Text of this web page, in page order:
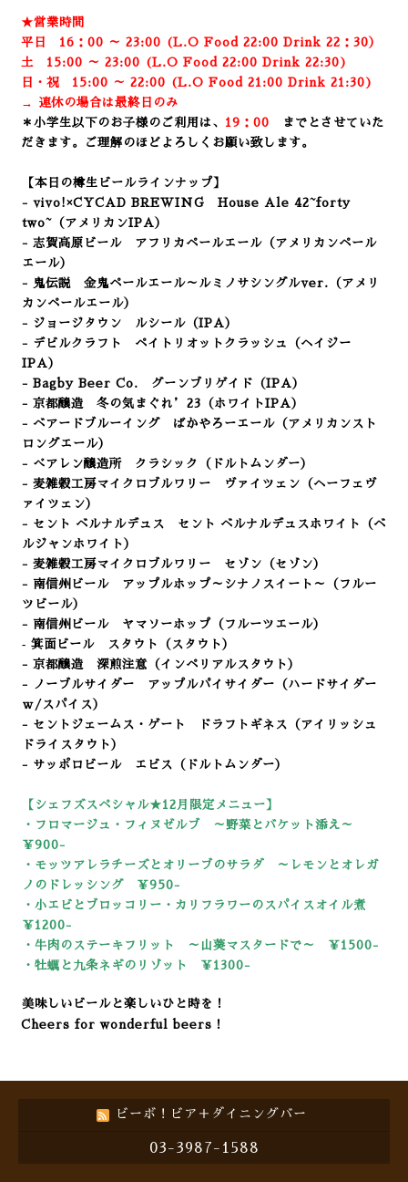
★営業時間
平日 16：00 ～ 23:00 (L.O Food 22:00 Drink 22：30）
土 15:00 ～ 23:00 (L.O Food 22:00 Drink 22:30)
日・祝 15:00 ～ 22:00 (L.O Food 21:00 Drink 21:30)
→ 連休の場合は最終日のみ
＊小学生以下のお子様のご利用は、 19：00
までとさせていた
だきます。ご理解のほどよろしくお願い致します。
【本日の樽生ビールラインナップ】
- vivo!×CYCAD BREWING House Ale 42~forty
two~（アメリカンIPA）
- 志賀高原ビール アフリカペールエール （アメリカンペール
エール）
- 鬼伝説 金鬼ペールエール～ルミノサシングルver.（アメリ
カンペールエール）
- ジョージタウン ルシール（IPA）
- デビルクラフト ペイトリオットクラッシュ（ヘイジー
IPA）
- Bagby Beer Co. グーンブリゲイド（IPA）
- 京都醸造 冬の気まぐれ’23（ホワイトIPA）
- ベアードブルーイング ばかやろーエール（アメリカンスト
ロングエール）
- べアレン醸造所 クラシック（ドルトムンダー）
- 麦雑穀工房マイクロブルワリー ヴァイツェン（ヘーフェヴ
ァイツェン）
- セント ベルナルデュス セント ベルナルデュスホワイト
（ベ
ルジャンホワイト）
- 麦雑穀工房マイクロブルワリー セゾン（セゾン）
- 南信州ビール アップルホップ～シナノスイート～
（フルー
ツビール）
- 南信州ビール ヤマソーホップ（フルーツエール）
‐ 箕面ビール スタウト（スタウト）
- 京都醸造 深煎注意（インペリアルスタウト）
- ノーブルサイダー アップルパイサイダー（ハードサイダー
ｗ/スパイス）
- セントジェームス・ゲート ドラフトギネス（アイリッシュ
ドライスタウト）
- サッポロビール エビス（ドルトムンダー）
【シェフズスペシャル★12 月限定メニュー】
・フロマージュ・フィヌゼルブ ～野菜とバケット添え～
￥900-
・モッツアレラチーズとオリーブのサラダ ～レモンとオレガ
ノのドレッシング ￥950-
・小エビとブロッコリー・カリフラワーのスパイスオイル煮
￥1200-
・牛肉のステーキフリット ～山葵マスタードで～ ￥1500-
・牡蠣と九条ネギのリゾット ￥1300-
美味しいビールと楽しいひと時を！
Cheers for wonderful beers！
ビーボ！ビア＋ダイニングバー
03-3987-1588